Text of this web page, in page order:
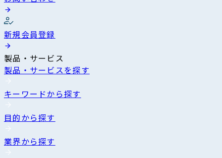
新規会員登録
製品・サービス
製品・サービスを探す
キーワードから探す
目的から探す
業界から探す